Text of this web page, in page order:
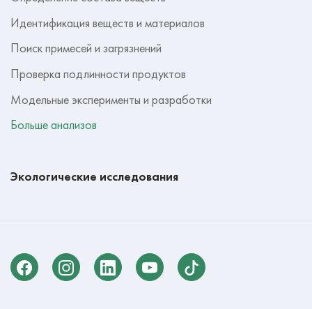
Идентификация веществ и материалов
Поиск примесей и загрязнений
Проверка подлинности продуктов
Модельные эксперименты и разработки
Больше анализов
Экологические исследования